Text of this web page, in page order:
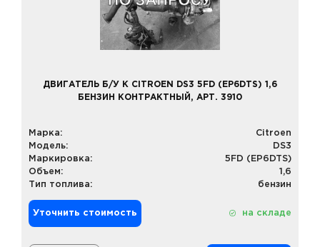
ДВИГАТЕЛЬ Б/У К CITROEN DS3 5FD (EP6DTS) 1,6
БЕНЗИН КОНТРАКТНЫЙ, АРТ. 3910
Марка:
Citroen
Модель:
DS3
Маркировка:
5FD (EP6DTS)
Объем:
1,6
Тип топлива:
бензин
Уточнить стоимость на складе